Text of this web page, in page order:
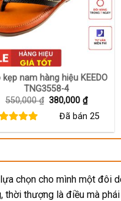
kẹp nam hàng hiệu KEEDO
TNG3558-4
550,000₫ Giá
380,000₫Giá
hiện
tại
380,000
Đã bán25
chọn cho mình một đôi
thời thượng là điều mà